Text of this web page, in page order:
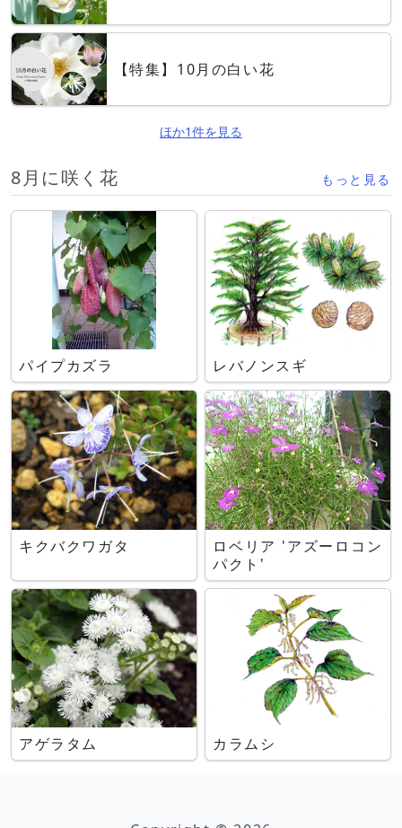
【特集】10月の白い花
ほか1件を見る
8月に咲く花 もっと見る
パイプカズラ レバノンスギ
キクバクワガタ
ロベリア 'アズーロコン
パクト'
アゲラタム カラムシ